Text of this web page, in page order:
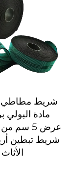
شريط
مادة البولي
عرض 5
شريط تبطين
الأثاث